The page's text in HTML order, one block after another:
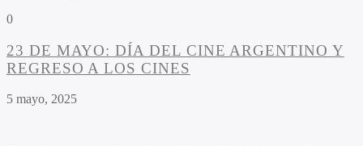
0
23 DE MAYO: DÍA DEL CINE ARGENTINO Y
REGRESO A LOS CINES
5 mayo, 2025